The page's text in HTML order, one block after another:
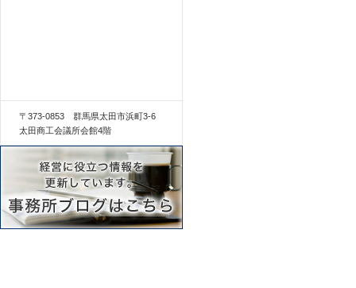
〒373-0853 群馬県太田市浜町3-6
太田商工会議所会館4階